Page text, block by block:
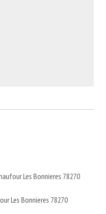
Les Bonnieres 78270
Les Bonnieres 78270